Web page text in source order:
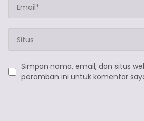
Simpan nama, email, dan situs
peramban ini untuk komentar